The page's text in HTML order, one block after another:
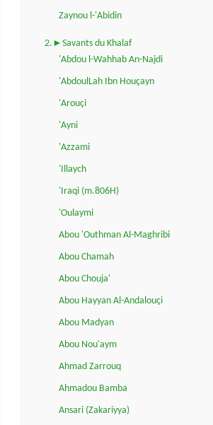
Zaynou l-'Abidin
2.►Savants du Khalaf
'Abdou l-Wahhab An-Najdi
'AbdoulLah Ibn Houçayn
'Arouçi
'Ayni
'Azzami
'Illaych
'Iraqi (m.806H)
'Oulaymi
Abou 'Outhman Al-Maghribi
Abou Chamah
Abou Chouja'
Abou Hayyan Al-Andalouçi
Abou Madyan
Abou Nou'aym
Ahmad Zarrouq
Ahmadou Bamba
Ansari (Zakariyya)